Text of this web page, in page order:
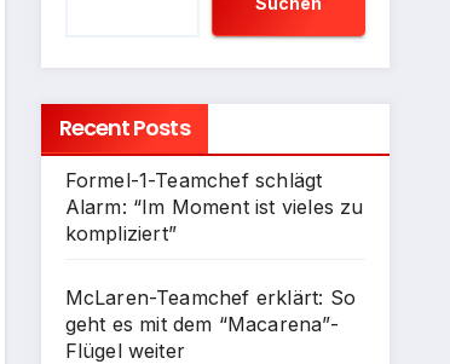
Recent Posts
Formel-1-Teamchef schlägt
Alarm: “Im Moment ist vieles zu
kompliziert”
McLaren-Teamchef erklärt: So
geht es mit dem “Macarena”-
Flügel weiter